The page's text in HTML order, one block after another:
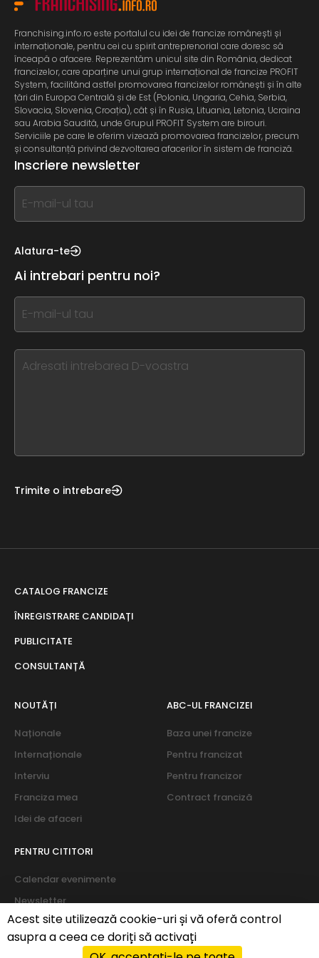
Franchising.info.ro este portalul cu idei de francize românești și
internaționale, pentru cei cu spirit antreprenorial care doresc să
înceapă o afacere. Reprezentăm unicul site din România, dedicat
francizelor, care aparține unui grup internațional de francize PROFIT
System, facilitând astfel promovarea francizelor românești și în alte
țări din Europa Centrală și de Est (Polonia, Ungaria, Cehia, Serbia,
Slovacia, Slovenia, Croația), cât și în Rusia, Lituania, Letonia, Ucraina
sau Arabia Saudită, unde Grupul PROFIT System are birouri.
Serviciile pe care le oferim vizează promovarea francizelor, precum
și consultanță privind dezvoltarea afacerilor în sistem de franciză.
Inscriere newsletter
If
you
this,
this
form
field
blank
Alatura-te
Ai intrebari pentru noi?
If
you
this,
Trimite o intrebare
CATALOG FRANCIZE
ÎNREGISTRARE CANDIDAȚI
PUBLICITATE
CONSULTANȚĂ
NOUTĂȚI
Naționale
Internaționale
Interviu
Franciza mea
Idei de afaceri
ABC-UL FRANCIZEI
Baza unei francize
Pentru francizat
Pentru francizor
Contract franciză
PENTRU CITITORI
Calendar evenimente
Newsletter
Despre noi
Acest site utilizează cookie-uri și vă oferă control
asupra a ceea ce doriți să activați